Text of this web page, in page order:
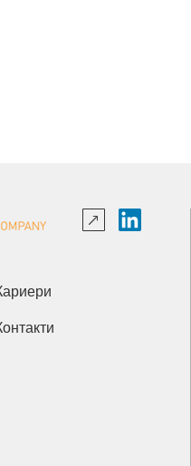
Кариери
Контакти